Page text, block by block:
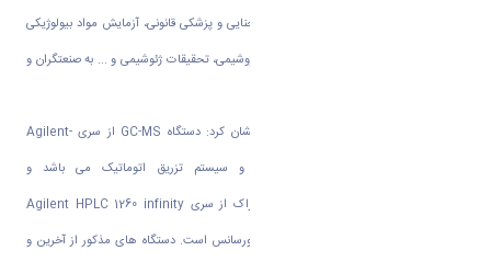
غذائی، نوشیدنی و اسانس ها، بررسی موارد جنایی و پزشکی قانونی، آزمایش مواد بیولوژیکی
بدن و آفت کش ها، آنالیز هیدروکربن ها، پتروشیمی، تحقیقات ژئوشیمی و ... به صنعتگران و
مدیر آزمایشگاه مرکزی دانشگاه اراک خاطرنشان کرد: دستگاه GC-MS از سری Agilent-
مجزا و سیستم تزریق اتوماتیک می باشد و
آزمایشگاه مرکزی دانشگاه اراک از سریAgilent HPLC 1260 infinity
و فلورسانس است. دستگاه های مذکور از آخرین و